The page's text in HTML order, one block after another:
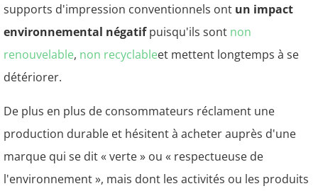
supports d'impression conventionnels ont un impact
environnemental négatifpuisqu'ils sont non
renouvelable, non recyclableet mettent longtemps à se
détériorer.
De plus en plus de consommateurs réclament une
production durable et hésitent à acheter auprès d'une
marque qui se dit « verte » ou « respectueuse de
l'environnement », mais dont les activités ou les produits